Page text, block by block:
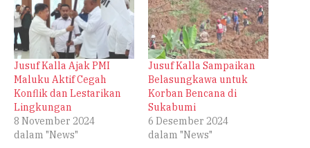
Jusuf Kalla Ajak PMI
Maluku Aktif Cegah
Konflik dan Lestarikan
Lingkungan
8 November 2024
dalam "News"
Jusuf Kalla Sampaikan
Belasungkawa untuk
Korban Bencana di
Sukabumi
6 Desember 2024
dalam "News"